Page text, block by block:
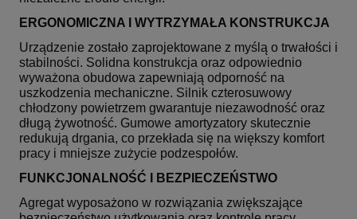
ERGONOMICZNA I WYTRZYMAŁA KONSTRUKCJA
Urządzenie zostało zaprojektowane z myślą o trwałości i
stabilności. Solidna konstrukcja oraz odpowiednio
wyważona obudowa zapewniają odporność na
uszkodzenia mechaniczne. Silnik czterosuwowy
chłodzony powietrzem gwarantuje niezawodność oraz
długą żywotność. Gumowe amortyzatory skutecznie
redukują drgania, co przekłada się na większy komfort
pracy i mniejsze zużycie podzespołów.
FUNKCJONALNOŚĆ I BEZPIECZEŃSTWO
Agregat wyposażono w rozwiązania zwiększające